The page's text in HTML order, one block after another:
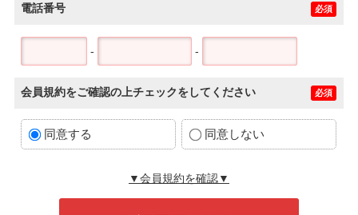
電話番号 必須
- -
会員規約をご確認の上チェックをしてください 必須
同意する 同意しない
▼会員規約を確認▼